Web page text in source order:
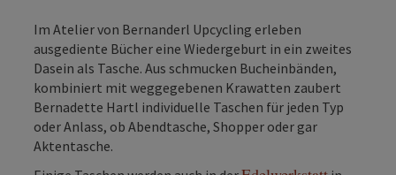
Im Atelier von Bernanderl Upcycling erleben
ausgediente Bücher eine Wiedergeburt in ein zweites
Dasein als Tasche. Aus schmucken Bucheinbänden,
kombiniert mit weggegebenen Krawatten zaubert
Bernadette Hartl individuelle Taschen für jeden Typ
oder Anlass, ob Abendtasche, Shopper oder gar
Aktentasche.